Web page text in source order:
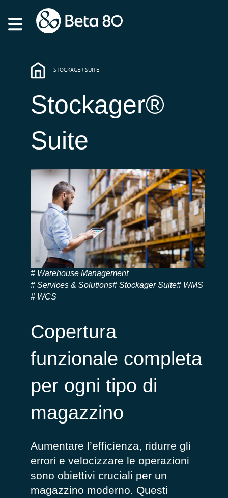
STOCKAGER SUITE
Stockager®
Suite
Warehouse Management
Services & Solutions
Stockager Suite
WMS
WCS
Copertura
funzionale completa
per ogni tipo di
magazzino
Aumentare l’efficienza, ridurre gli
errori e velocizzare le operazioni
sono obiettivi cruciali per un
magazzino moderno. Questi